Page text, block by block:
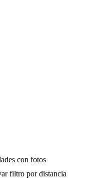
con fotos
filtro por distancia